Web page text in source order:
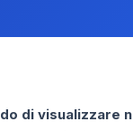
di visualizzare